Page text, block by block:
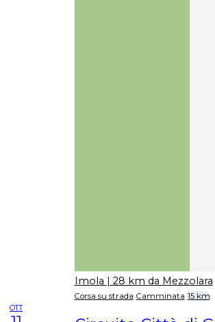
Imola | 28 km da Mezzolara
Corsa su strada Camminata 15 km
OTT